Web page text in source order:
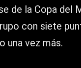
de la Copa del
con siete
una vez más.